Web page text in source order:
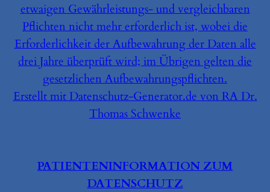
etwaigen Gewährleistungs- und vergleichbaren
Pflichten nicht mehr erforderlich ist, wobei die
Erforderlichkeit der Aufbewahrung der Daten alle
drei Jahre überprüft wird; im Übrigen gelten die
gesetzlichen Aufbewahrungspflichten.
Erstellt mit Datenschutz-Generator.de von RA Dr.
Thomas Schwenke
PATIENTENINFORMATION ZUM
DATENSCHUTZ